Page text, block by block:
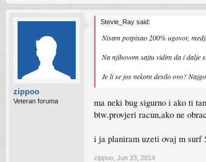
zippoo
Veteran foruma
Stevie_Ray said:
Nisam potpisao 200% ugovor,
Na njihovom sajtu vidim da i dalje
Je li se jos nekom desilo ovo?
ma neki bug sigurno i ako ti
btw.provjeri racun,ako ne
i ja planiram uzeti ovaj m surf
zippoo Jun 23, 2014